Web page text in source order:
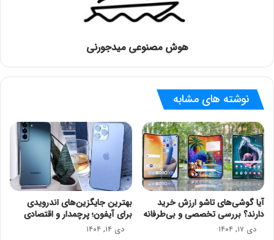
هوش مصنوعی میدجورنی
نوشته های مشابه
آیا گوشی‌های تاشو ارزش خرید
دارند؟ بررسی تخصصی و بی‌طرفانه
دی ۱۷, ۱۴۰۴
بهترین جایگزین‌های اندرویدی
برای آیفون؛ پرچمدار و اقتصادی
دی ۱۴, ۱۴۰۴